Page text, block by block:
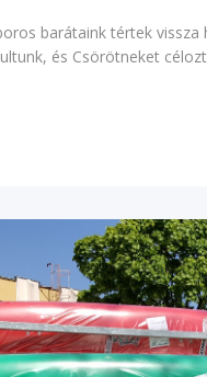
barátaink tértek
és Csörötneket